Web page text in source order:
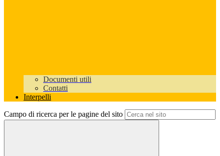
Documenti utili
Contatti
Interpelli
Campo di ricerca per le pagine del sito